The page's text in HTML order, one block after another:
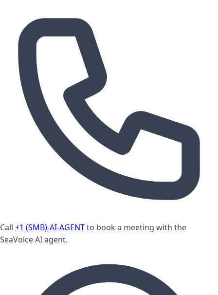
Call +1 (SMB)-AI-AGENTto book a meeting with the
SeaVoice AI agent.